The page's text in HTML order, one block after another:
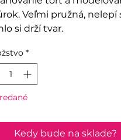
Veľmi pružná, nelepí
si drží tvar.
*
Kedy bude na sklade?